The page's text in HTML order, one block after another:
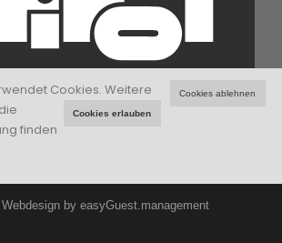
Webdesign by easyGuest.management
Cookies.
Cookies ablehnen
Cookies erlauben
Weitere
finden